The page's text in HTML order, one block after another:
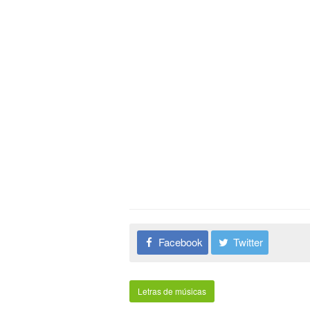
Facebook Twitter
Letras de músicas